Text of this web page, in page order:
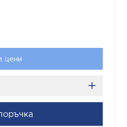
цени